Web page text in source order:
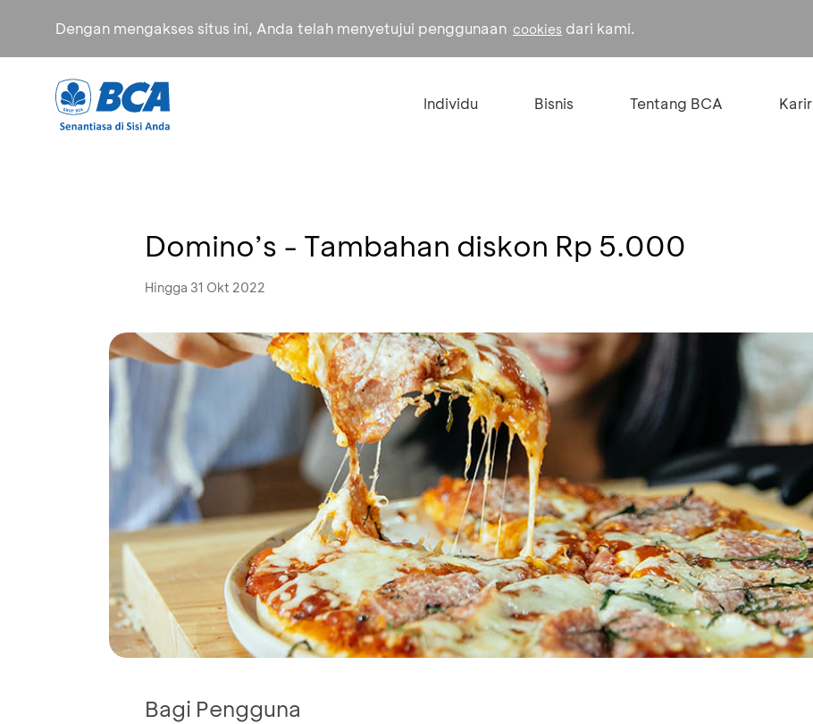
Dengan mengakses situs ini, Anda telah menyetujui penggunaan cookies dari kami.
Individu Bisnis Tentang BCA Karir
Domino’s - Tambahan diskon Rp 5.000
Hingga 31 Okt 2022
Bagi Pengguna